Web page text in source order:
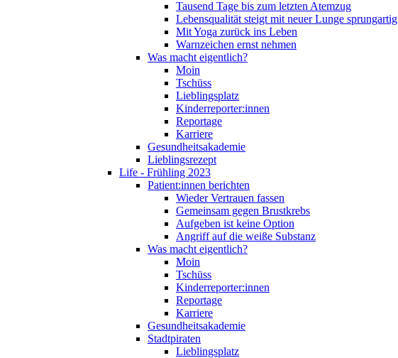
Tausend Tage bis zum letzten Atemzug
Lebensqualität steigt mit neuer Lunge sprungartig
Mit Yoga zurück ins Leben
Warnzeichen ernst nehmen
Was macht eigentlich?
Moin
Tschüss
Lieblingsplatz
Kinderreporter:innen
Reportage
Karriere
Gesundheitsakademie
Lieblingsrezept
Life - Frühling 2023
Patient:innen berichten
Wieder Vertrauen fassen
Gemeinsam gegen Brustkrebs
Aufgeben ist keine Option
Angriff auf die weiße Substanz
Was macht eigentlich?
Moin
Tschüss
Kinderreporter:innen
Reportage
Karriere
Gesundheitsakademie
Stadtpiraten
Lieblingsplatz